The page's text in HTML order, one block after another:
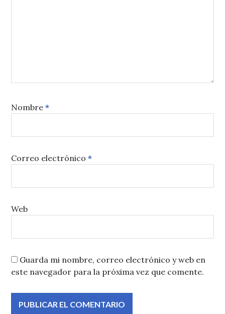
Nombre*
Correo electrónico*
Web
Guarda mi nombre, correo electrónico y web en
este navegador para la próxima vez que comente.